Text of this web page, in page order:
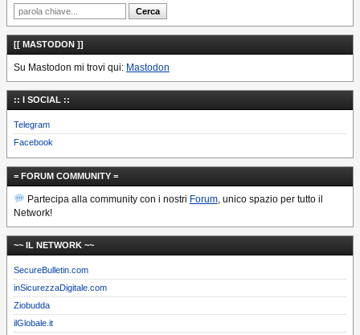
[[ MASTODON ]]
Su Mastodon mi trovi qui: Mastodon
:: I SOCIAL ::
Telegram
Facebook
= FORUM COMMUNITY =
Partecipa alla community con i nostri Forum, unico spazio per tutto il
Network!
~~ IL NETWORK ~~
SecureBulletin.com
inSicurezzaDigitale.com
Ziobudda
ilGlobale.it